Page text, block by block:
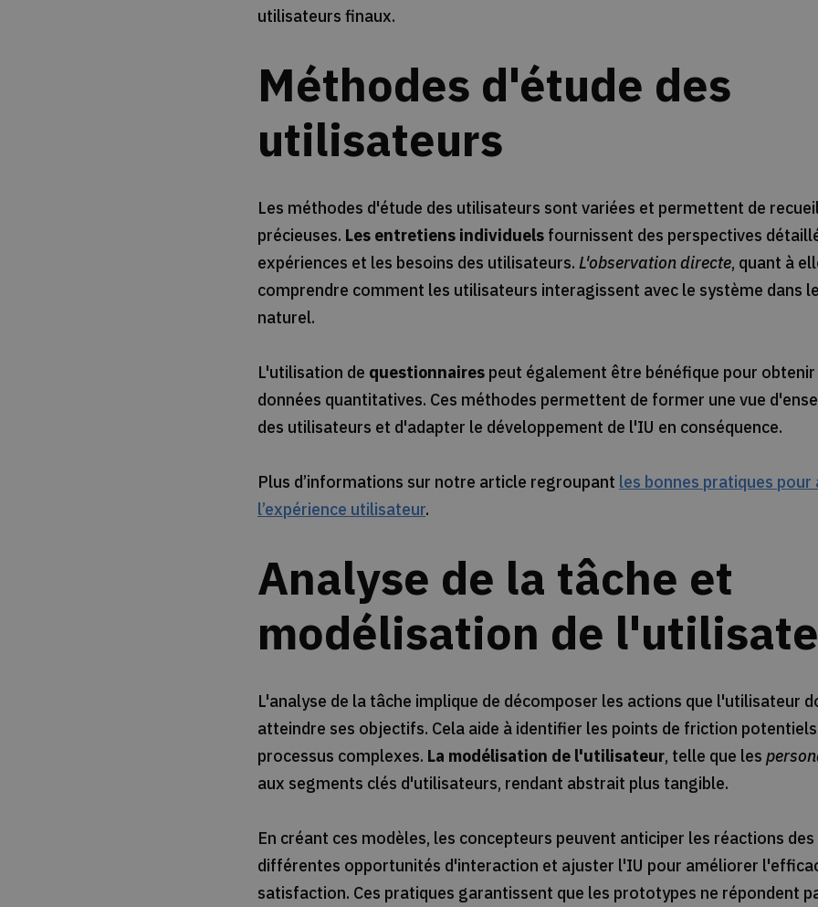
utilisateurs finaux.
Méthodes d'étude des
utilisateurs
Les méthodes d'étude des utilisateurs sont variées et permettent de
précieuses. Les entretiens individuels fournissent des perspectives
expériences et les besoins des utilisateurs. L'observation directe, quant à
comprendre comment les utilisateurs interagissent avec le système dans
naturel.
L'utilisation de questionnaires peut également être bénéfique pour
données quantitatives. Ces méthodes permettent de former une vue
des utilisateurs et d'adapter le développement de l'IU en conséquence.
Plus d’informations sur notre article regroupant les bonnes pratiques pour
l’expérience utilisateur.
Analyse de la tâche et
modélisation de
L'analyse de la tâche implique de décomposer les actions que l'utilisateur
atteindre ses objectifs. Cela aide à identifier les points de friction
processus complexes. La modélisation de l'utilisateur, telle que les
aux segments clés d'utilisateurs, rendant abstrait plus tangible.
En créant ces modèles, les concepteurs peuvent anticiper les réactions
différentes opportunités d'interaction et ajuster l'IU pour améliorer
satisfaction. Ces pratiques garantissent que les prototypes ne répondent